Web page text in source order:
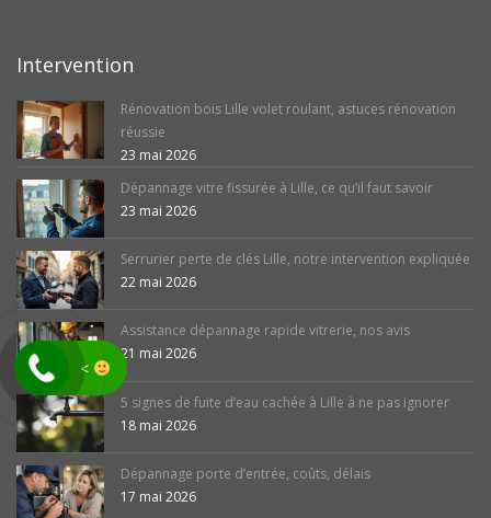
Intervention
Rénovation bois Lille volet roulant, astuces rénovation
réussie
23 mai 2026
Dépannage vitre fissurée à Lille, ce qu’il faut savoir
23 mai 2026
Serrurier perte de clés Lille, notre intervention expliquée
22 mai 2026
Assistance dépannage rapide vitrerie, nos avis
21 mai 2026
5 signes de fuite d’eau cachée à Lille à ne pas ignorer
18 mai 2026
Dépannage porte d’entrée, coûts, délais
17 mai 2026
<